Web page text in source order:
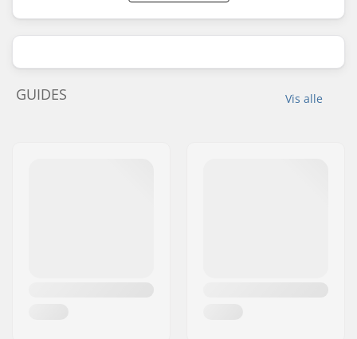
Vis alle
GUIDES